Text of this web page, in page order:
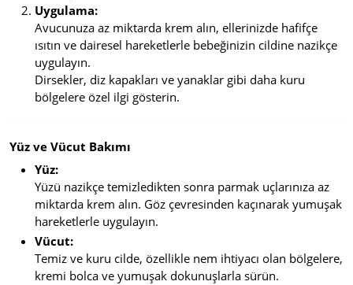
Uygulama:
Avucunuza az miktarda krem alın, ellerinizde hafifçe
ısıtın ve dairesel hareketlerle bebeğinizin cildine nazikçe
uygulayın.
Dirsekler, diz kapakları ve yanaklar gibi daha kuru
bölgelere özel ilgi gösterin.
Yüz ve Vücut Bakımı
Yüz:
Yüzü nazikçe temizledikten sonra parmak uçlarınıza az
miktarda krem alın. Göz çevresinden kaçınarak yumuşak
hareketlerle uygulayın.
Vücut:
Temiz ve kuru cilde, özellikle nem ihtiyacı olan bölgelere,
kremi bolca ve yumuşak dokunuşlarla sürün.